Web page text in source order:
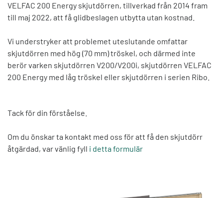
VELFAC 200 Energy skjutdörren, tillverkad från 2014 fram
till maj 2022, att få glidbeslagen utbytta utan kostnad.
Vi understryker att problemet uteslutande omfattar
skjutdörren med hög (70 mm) tröskel, och därmed inte
berör varken skjutdörren V200/V200i, skjutdörren VELFAC
200 Energy med låg tröskel eller skjutdörren i serien Ribo.
Tack för din förståelse.
Om du önskar ta kontakt med oss för att få den skjutdörr
åtgärdad, var vänlig fyll i detta formulär